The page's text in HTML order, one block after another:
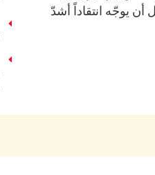
أن يوجّه انتقاداً أشدّ